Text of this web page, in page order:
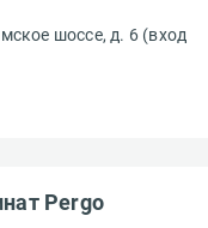
шоссе, д. 6 (вход
Pergo